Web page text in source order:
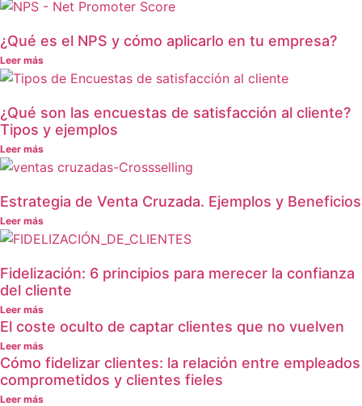
¿Qué es el NPS y cómo aplicarlo en tu empresa?
Leer más
¿Qué son las encuestas de satisfacción al cliente?
Tipos y ejemplos
Leer más
Estrategia de Venta Cruzada. Ejemplos y Beneficios
Leer más
Fidelización: 6 principios para merecer la confianza
del cliente
Leer más
El coste oculto de captar clientes que no vuelven
Leer más
Cómo fidelizar clientes: la relación entre empleados
comprometidos y clientes fieles
Leer más